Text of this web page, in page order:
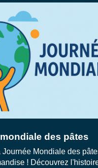
des pâtes
Journée Mondiale des
! Découvrez